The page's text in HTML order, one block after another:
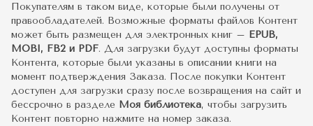
Покупателям в таком виде, которые были получены от
правообладателей. Возможные форматы файлов Контент
может быть размещен для электронных книг – EPUB,
MOBI, FB2 и PDF. Для загрузки будут доступны форматы
Контента, которые были указаны в описании книги на
момент подтверждения Заказа. После покупки Контент
доступен для загрузки сразу после возвращения на сайт и
бессрочно в разделе Моя библиотека, чтобы загрузить
Контент повторно нажмите на номер заказа.